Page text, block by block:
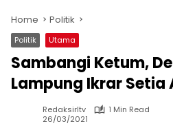
Home Politik
Politik Utama
Sambangi Ketum,
Lampung Ikrar Setia
Redaksirltv
1 Min Read
26/03/2021